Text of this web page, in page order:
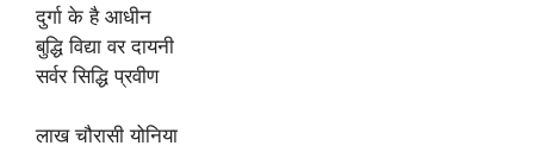
दुर्गा के है आधीन
बुद्धि विद्या वर दायनी
सर्वर सिद्धि प्रवीण
लाख चौरासी योनिया